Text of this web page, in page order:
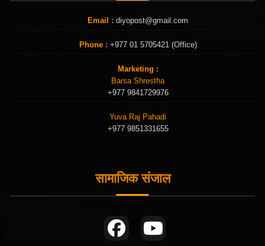
Email : diyopost@gmail.com
Phone : +977 01 5705421 (Office)
Marketing :
Barsa Shrestha
+977 9841729976
Yuva Raj Pahadi
+977 9851331655
सामाजिक संजाल